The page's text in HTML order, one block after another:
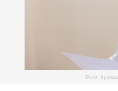
Фото: